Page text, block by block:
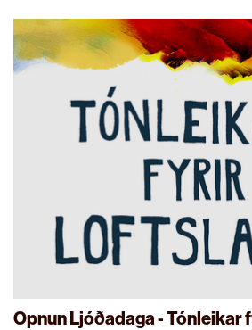
Opnun Ljóðadaga -